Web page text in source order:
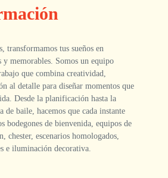
transformamos tus sueños en
y memorables. Somos un equipo
que combina creatividad,
al detalle para diseñar momentos que
Desde la planificación hasta la
de baile, hacemos que cada instante
bodegones de bienvenida, equipos de
chester, escenarios homologados,
e iluminación decorativa.